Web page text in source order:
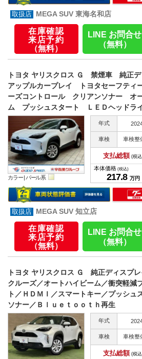
MEGA SUV 東海名和店
在庫確認
来店予約
（無料）
LINE お問合せ
（無料）
トヨタ ヤリスクロス Ｇ 禁煙車 純正
アップルカープレイ トヨタセーフティ
ーズコントロール クリアンソナー オ
ム プッシュスタート ＬＥＤヘッドラ
カラー | パール系
年式
車検 車検整
支払総額 (税
本体価格 (税込)
217.8 万円
MEGA SUV 知立店
在庫確認
来店予約
（無料）
LINE お問合せ
（無料）
トヨタ ヤリスクロス Ｇ 純正ディスプ
クルーズ／オートハイビーム／衝突軽減
ト／ＨＤＭＩ／スマートキー／プッシュ
ソナー／Ｂｌｕｅｔｏｏｔｈ再生
年式
車検 車検整
支払総額 (税